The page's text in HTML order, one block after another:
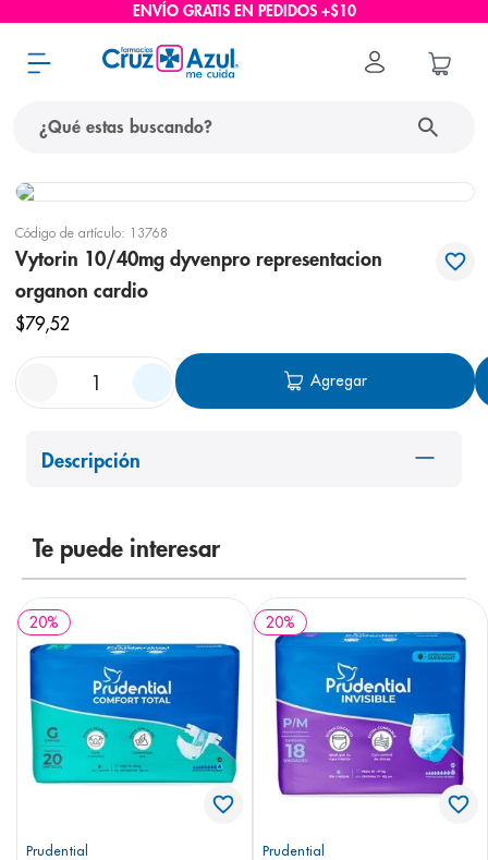
ENVÍO GRATIS EN PEDIDOS +$10
Código de artículo: 13768
Vytorin 10/40mg dyvenpro representacion
organon cardio
$79,52
Agregar
Descripción
Te puede interesar
20%
Prudential
20%
Prudential
términos más buscados
protector solar
2. pañales
3.
4. cerave
shampoo
9 . panolini